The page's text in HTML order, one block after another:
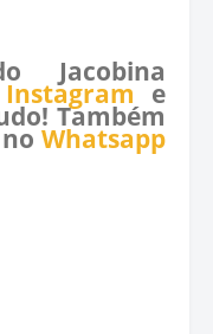
Jacobina
Instagram e
Também
Whatsapp